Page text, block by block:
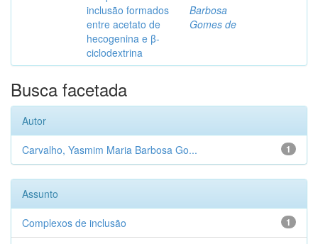
inclusão formados
entre acetato de
hecogenina e β-
ciclodextrina
Barbosa
Gomes de
Busca facetada
Autor
1
Carvalho, Yasmim Maria Barbosa Go...
Assunto
1
Complexos de inclusão